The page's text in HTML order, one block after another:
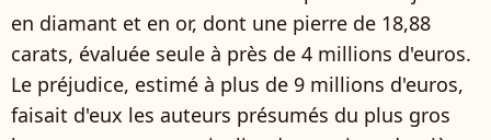
en diamant et en or, dont une pierre de 18,88
carats, évaluée seule à près de 4 millions d'euros.
Le préjudice, estimé à plus de 9 millions d'euros,
faisait d'eux les auteurs présumés du plus gros